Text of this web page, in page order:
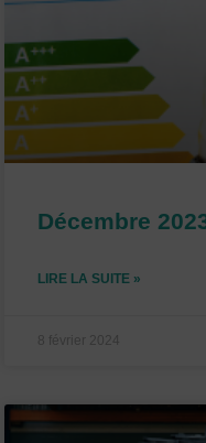
Décembre
LIRE LA SUITE »
8 février 2024